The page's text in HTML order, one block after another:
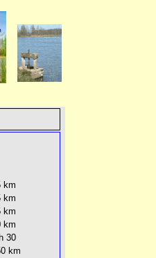
km
km
km
km
30
km